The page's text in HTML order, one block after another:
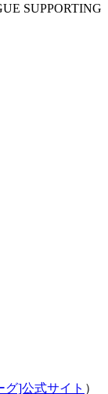
SUPPORTING
グ]公式サイト ）